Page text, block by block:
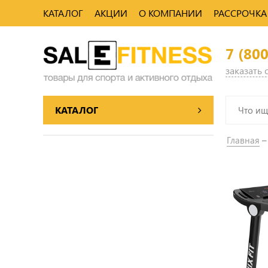
КАТАЛОГ АКЦИИ О КОМПАНИИ РАССРОЧКА
7
заказать
КАТАЛОГ
Главная